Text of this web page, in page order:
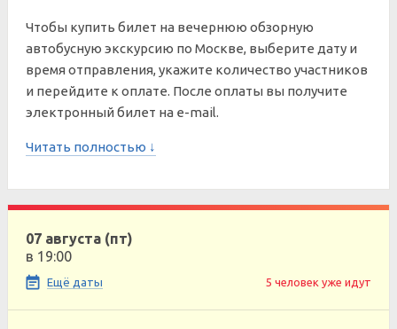
Чтобы купить билет на вечернюю обзорную
автобусную экскурсию по Москве, выберите дату и
время отправления, укажите количество участников
и перейдите к оплате. После оплаты вы получите
электронный билет на e-mail.
Читать полностью ↓
07 августа (пт)
в 19:00
Ещё даты 5 человек уже идут